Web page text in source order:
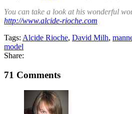
You can take a look at his wonderful
http://www.alcide-rioche.com
Tags: Alcide Rioche, David Milh,
model
Share:
71 Comments